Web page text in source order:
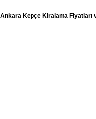
Ankara Kepçe Kiralama Fiyatları